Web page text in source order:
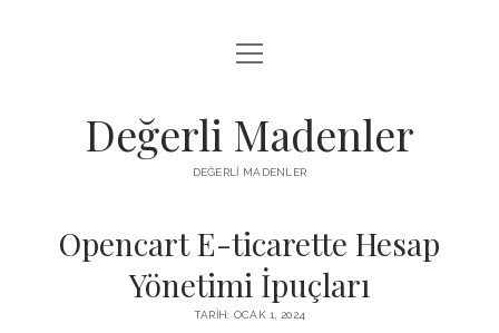
FACEBOOK TAKIPÇI YÜKSELTME HILESI
menüyü
aç
Değerli Madenler
DEĞERLI MADENLER
Opencart E-ticarette Hesap
Yönetimi İpuçları
TARIH: OCAK 1, 2024